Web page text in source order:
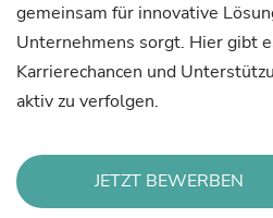
gemeinsam für innovative
Unternehmens sorgt. Hier gibt
Karrierechancen und
aktiv zu verfolgen.
JETZT BEWERBEN